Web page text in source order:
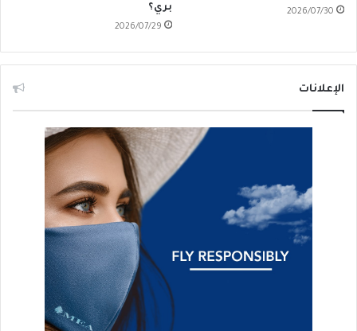
2026/07/30
بري؟
2026/07/29
الإعلانات